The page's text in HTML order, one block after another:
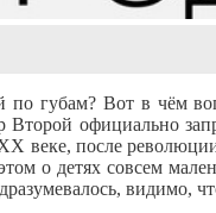
по губам? Вот в чём
официально
веке, после
о детях совсем
видимо,